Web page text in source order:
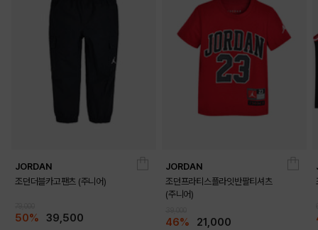
JORDAN
조던더블카고팬츠 (주니어)
50% 39,500
JORDAN
조던프라티스플라잇반팔티셔츠
(주니어)
46% 21,000